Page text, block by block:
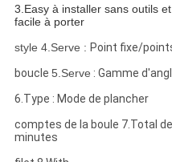
3.Easy à installer sans outils
facile à porter
style 4.Serve : Point fixe/
boucle 5.Serve : Gamme
6.Type : Mode de plancher
comptes de la boule 7.Total
minutes